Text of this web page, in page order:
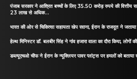
पंजाब सरकार ने आश्रित बच्चों के लिए 35.50 करोड़ रुपये की वित्तीय
23 लाख से अधिक...
भारत की ओर से चिकित्सा सहायता खेप रवाना, ईरान के राजदूत ने
हेल्थ मिनिस्टर डॉ. बलबीर सिंह ने गांव हजारा वाला का दौरा किया, लोगों
डब्ल्यूएचओ चीफ ने ईरान के न्यूक्लियर पावर प्लांट्स पर हमलों को